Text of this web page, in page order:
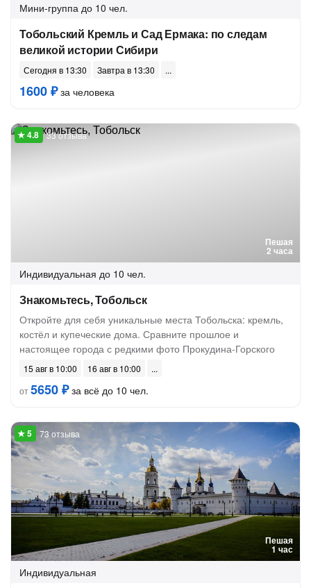
Мини-группа до 10 чел.
Тобольский Кремль и Сад Ермака: по следам
великой истории Сибири
Сегодня в 13:30 Завтра в 13:30
1600 ₽за человека
Пешая
2 часа
33 отзыва
Индивидуальная до 10 чел.
Знакомьтесь, Тобольск
Откройте для себя уникальные места Тобольска: кремль,
костёл и купеческие дома. Сравните прошлое и
настоящее города с редкими фото Прокудина-Горского
15 авг в 10:00
16 авг в 10:00
от5650 ₽за всё до 10 чел.
Пешая
1 час
73 отзыва
Индивидуальная